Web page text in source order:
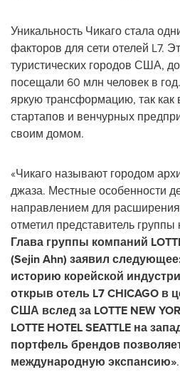
Уникальность Чикаго стала
факторов для сети отелей L7.
туристических городов США,
посещали 60 млн человек в
яркую трансформацию, так
стартапов и венчурных
своим домом.
«Чикаго называют городом
джаза. Местные особенности
направлением для
отметил представитель группы
Глава группы компаний
(Sejin Ahn) заявил
историю корейской
открыв отель L7CHICAGO в
США вслед за LOTTE NEW
LOTTE HOTELSEATTLE на
портфель брендов
международную экспансию».